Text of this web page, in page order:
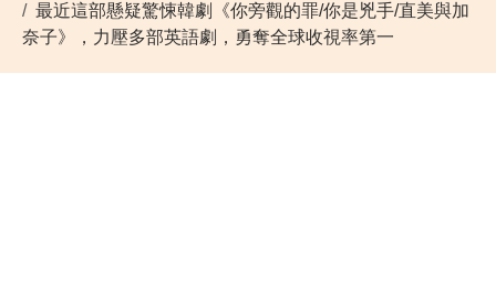
最近這部懸疑驚悚韓劇《你旁觀的罪/你是兇手/直美與加
奈子》，力壓多部英語劇，勇奪全球收視率第一